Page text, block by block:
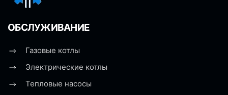
ОБСЛУЖИВАНИЕ
Газовые котлы
Электрические котлы
Тепловые насосы